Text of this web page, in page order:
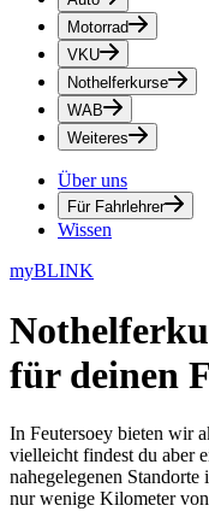
Motorrad
VKU
Nothelferkurse
WAB
Weiteres
Über uns
Für Fahrlehrer
Wissen
myBLINK
für deinen
In Feutersoey bieten wir
vielleicht findest du aber
nahegelegenen Standorte
nur wenige Kilometer